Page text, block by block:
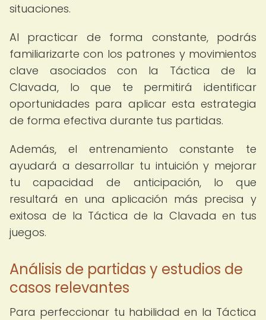
situaciones.
Al practicar de forma constante, podrás
familiarizarte con los patrones y movimientos
clave asociados con la Táctica de la
Clavada, lo que te permitirá identificar
oportunidades para aplicar esta estrategia
de forma efectiva durante tus partidas.
Además, el entrenamiento constante te
ayudará a desarrollar tu intuición y mejorar
tu capacidad de anticipación, lo que
resultará en una aplicación más precisa y
exitosa de la Táctica de la Clavada en tus
juegos.
Análisis de partidas y estudios de
casos relevantes
Para perfeccionar tu habilidad en la Táctica